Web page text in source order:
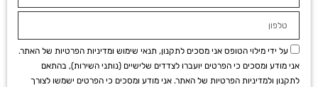
על ידי מילוי הטופס אני מסכים לתקנון, תנאי שימוש ומדיניות הפרטיות של האתר.
אני מודע ומסכים כי הפרטים יועברו לצדדים שלישיים (נותני השירות), בהתאם
לתקנון ולמדיניות הפרטיות של האתר. אני מודע ומסכים כי הפרטים ישמשו לצורך